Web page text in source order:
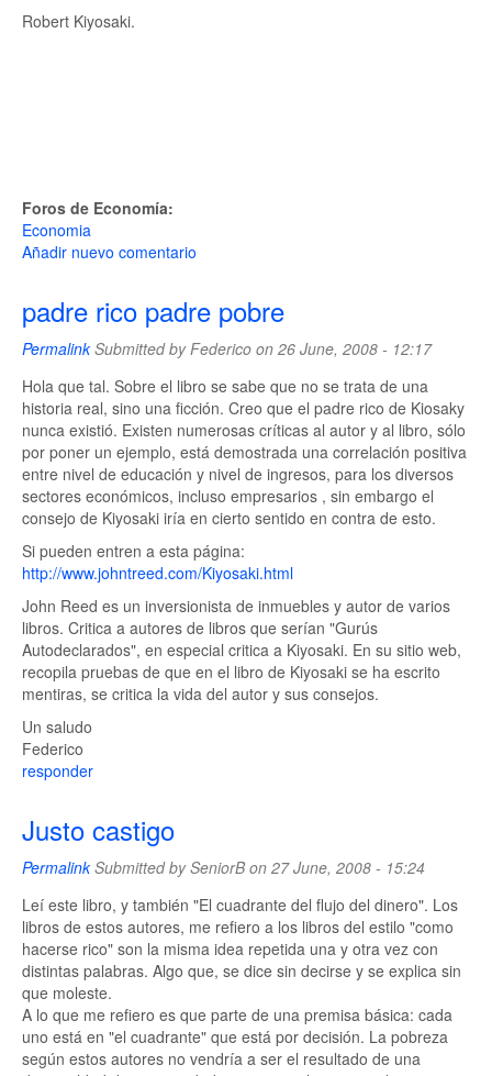
Robert Kiyosaki.
Foros de Economía:
Economia
Añadir nuevo comentario
padre rico padre pobre
PermalinkSubmitted byFederico on 26 June, 2008 - 12:17
Hola que tal. Sobre el libro se sabe que no se trata de una
historia real, sino una ficción. Creo que el padre rico de Kiosaky
nunca existió. Existen numerosas críticas al autor y al libro, sólo
por poner un ejemplo, está demostrada una correlación positiva
entre nivel de educación y nivel de ingresos, para los diversos
sectores económicos, incluso empresarios , sin embargo el
consejo de Kiyosaki iría en cierto sentido en contra de esto.
Si pueden entren a esta página:
http://www.johntreed.com/Kiyosaki.html
John Reed es un inversionista de inmuebles y autor de varios
libros. Critica a autores de libros que serían "Gurús
Autodeclarados", en especial critica a Kiyosaki. En su sitio web,
recopila pruebas de que en el libro de Kiyosaki se ha escrito
mentiras, se critica la vida del autor y sus consejos.
Un saludo
Federico
responder
Justo castigo
PermalinkSubmitted bySeniorB on 27 June, 2008 - 15:24
Leí este libro, y también "El cuadrante del flujo del dinero". Los
libros de estos autores, me refiero a los libros del estilo "como
hacerse rico" son la misma idea repetida una y otra vez con
distintas palabras. Algo que, se dice sin decirse y se explica sin
que moleste.
A lo que me refiero es que parte de una premisa básica: cada
uno está en "el cuadrante" que está por decisión. La pobreza
según estos autores no vendría a ser el resultado de una